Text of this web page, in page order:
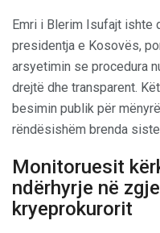
Emri i Blerim Isufajt ishte
presidentja e Kosovës,
arsyetimin se procedura
drejtë dhe transparent.
besimin publik për
rëndësishëm brenda
Monitoruesit
ndërhyrje në
kryeprokurorit